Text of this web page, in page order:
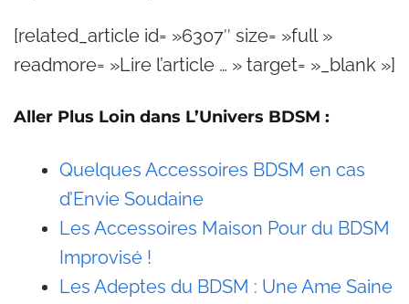
[related_article id= »6307″ size= »full »
readmore= »Lire l’article … » target= »_blank »]
Aller Plus Loin dans L’Univers BDSM :
Quelques Accessoires BDSM en cas
d’Envie Soudaine
Les Accessoires Maison Pour du BDSM
Improvisé !
Les Adeptes du BDSM : Une Ame Saine